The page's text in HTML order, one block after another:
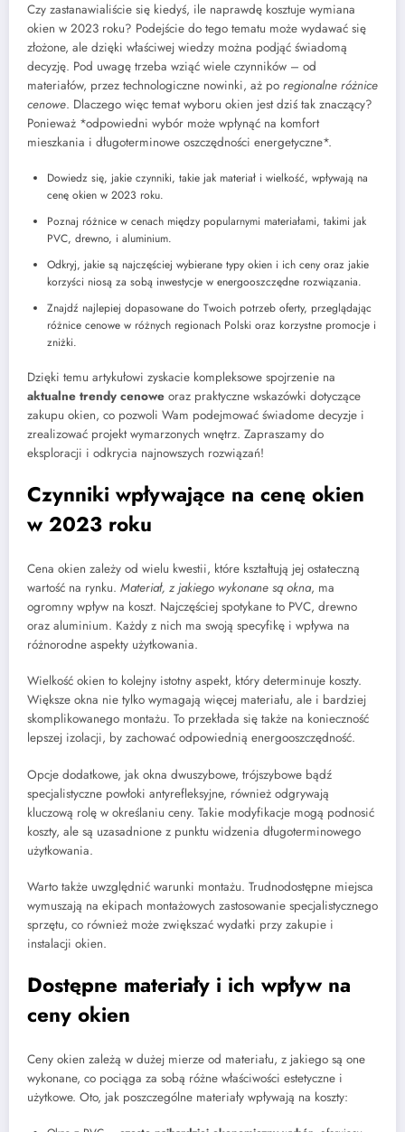
Czy zastanawialiście się kiedyś, ile naprawdę kosztuje wymiana
okien w 2023 roku? Podejście do tego tematu może wydawać się
złożone, ale dzięki właściwej wiedzy można podjąć świadomą
decyzję. Pod uwagę trzeba wziąć wiele czynników – od
materiałów, przez technologiczne nowinki, aż po regionalne różnice
cenowe. Dlaczego więc temat wyboru okien jest dziś tak znaczący?
Ponieważ *odpowiedni wybór może wpłynąć na komfort
mieszkania i długoterminowe oszczędności energetyczne*.
Dowiedz się, jakie czynniki, takie jak materiał i wielkość, wpływają na
cenę okien w 2023 roku.
Poznaj różnice w cenach między popularnymi materiałami, takimi jak
PVC, drewno, i aluminium.
Odkryj, jakie są najczęściej wybierane typy okien i ich ceny oraz jakie
korzyści niosą za sobą inwestycje w energooszczędne rozwiązania.
Znajdź najlepiej dopasowane do Twoich potrzeb oferty, przeglądając
różnice cenowe w różnych regionach Polski oraz korzystne promocje i
zniżki.
Dzięki temu artykułowi zyskacie kompleksowe spojrzenie na
aktualne trendy cenowe oraz praktyczne wskazówki dotyczące
zakupu okien, co pozwoli Wam podejmować świadome decyzje i
zrealizować projekt wymarzonych wnętrz. Zapraszamy do
eksploracji i odkrycia najnowszych rozwiązań!
Czynniki wpływające na cenę okien
w 2023 roku
Cena okien zależy od wielu kwestii, które kształtują jej ostateczną
wartość na rynku. Materiał, z jakiego wykonane są okna, ma
ogromny wpływ na koszt. Najczęściej spotykane to PVC, drewno
oraz aluminium. Każdy z nich ma swoją specyfikę i wpływa na
różnorodne aspekty użytkowania.
Wielkość okien to kolejny istotny aspekt, który determinuje koszty.
Większe okna nie tylko wymagają więcej materiału, ale i bardziej
skomplikowanego montażu. To przekłada się także na konieczność
lepszej izolacji, by zachować odpowiednią energooszczędność.
Opcje dodatkowe, jak okna dwuszybowe, trójszybowe bądź
specjalistyczne powłoki antyrefleksyjne, również odgrywają
kluczową rolę w określaniu ceny. Takie modyfikacje mogą podnosić
koszty, ale są uzasadnione z punktu widzenia długoterminowego
użytkowania.
Warto także uwzględnić warunki montażu. Trudnodostępne miejsca
wymuszają na ekipach montażowych zastosowanie specjalistycznego
sprzętu, co również może zwiększać wydatki przy zakupie i
instalacji okien.
Dostępne materiały i ich wpływ na
ceny okien
Ceny okien zależą w dużej mierze od materiału, z jakiego są one
wykonane, co pociąga za sobą różne właściwości estetyczne i
użytkowe. Oto, jak poszczególne materiały wpływają na koszty: